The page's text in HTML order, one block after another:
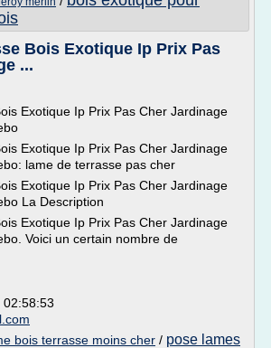
Bois Exotique Ip Prix Pas
...
Exotique Ip Prix Pas Cher Jardinage
Exotique Ip Prix Pas Cher Jardinage
lame de terrasse pas cher
Exotique Ip Prix Pas Cher Jardinage
La Description
Exotique Ip Prix Pas Cher Jardinage
Voici un certain nombre de
02:58:53
bois terrasse moins cher / pose lames